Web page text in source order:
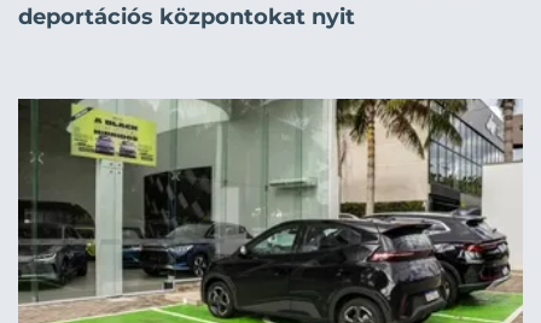
deportációs központokat nyit